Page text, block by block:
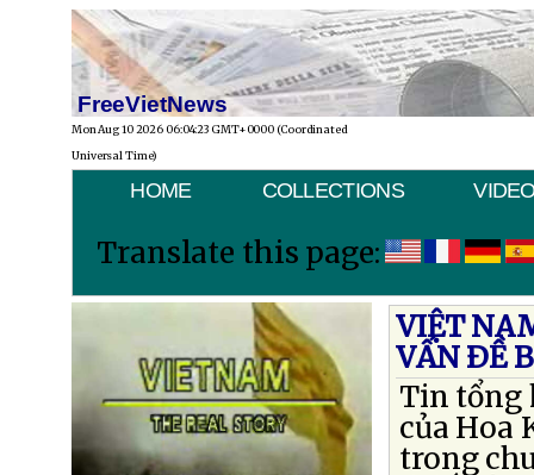
FreeVietNews
Mon Aug 10 2026 06:04:23 GMT+0000 (Coordinated
Universal Time)
HOME COLLECTIONS
Translate this page:
VIỆT
VẤN ÐỀ
Tin tổng
của Hoa
trong